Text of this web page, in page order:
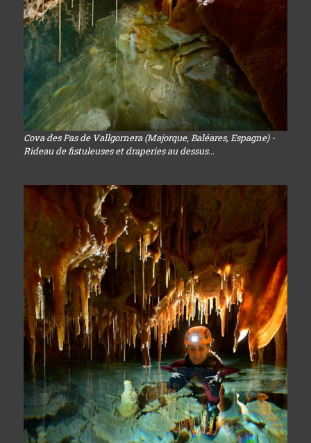
Cova des Pas de Vallgornera (Majorque, Baléares, Espagne) -
Rideau de fistuleuses et draperies au dessus...